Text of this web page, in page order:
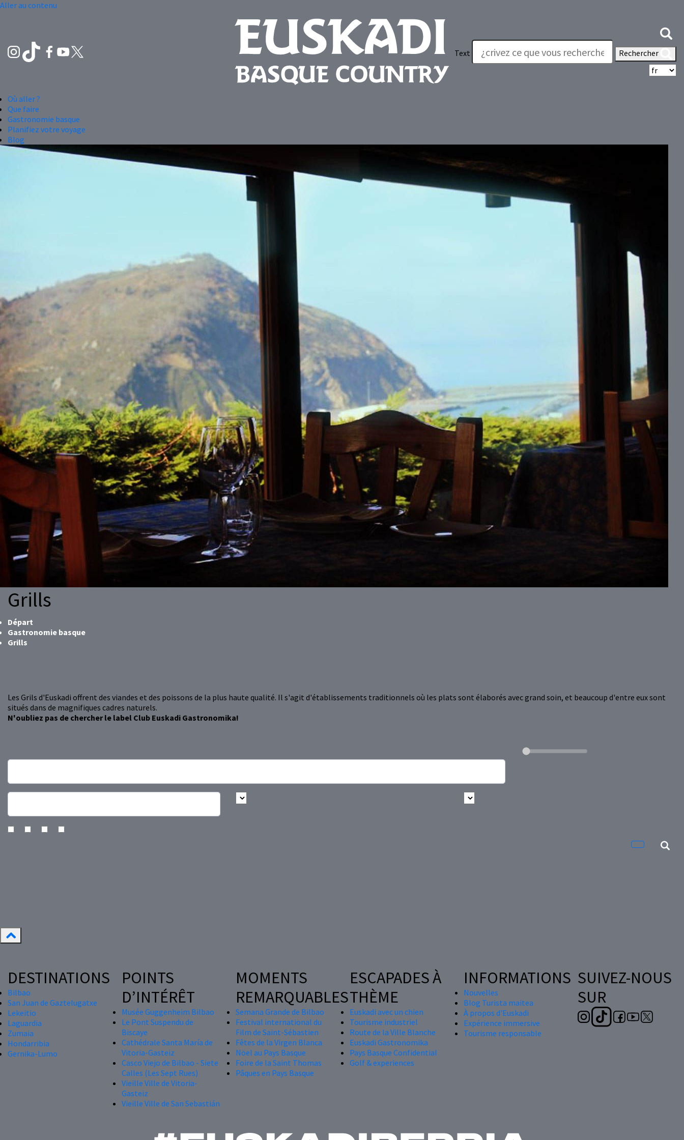
Aller au contenu
Text
Rechercher
Où aller ?
Que faire
Gastronomie basque
Planifiez votre voyage
Blog
Grills
Départ
Gastronomie basque
Grills
Les Grils d'Euskadi offrent des viandes et des poissons de la plus haute qualité. Il s'agit d'établissements traditionnels où les plats sont élaborés avec grand soin, et beaucoup d'entre eux sont
situés dans de magnifiques cadres naturels.
N'oubliez pas de chercher le label Club Euskadi Gastronomika!
DESTINATIONS
Bilbao
San Juan de Gaztelugatxe
Lekeitio
Laguardia
Zumaia
Hondarribia
Gernika-Lumo
POINTS
D’INTÉRÊT
Musée Guggenheim Bilbao
Le Pont Suspendu de
Biscaye
Cathédrale Santa María de
Vitoria-Gasteiz
Casco Viejo de Bilbao - Siete
Calles (Les Sept Rues)
Vieille Ville de Vitoria-
Gasteiz
Vieille Ville de San Sebastián
MOMENTS
REMARQUABLES
Semana Grande de Bilbao
Festival international du
Film de Saint-Sébastien
Fêtes de la Virgen Blanca
Nöel au Pays Basque
Foire de la Saint Thomas
Pâques en Pays Basque
ESCAPADES À
THÈME
Euskadi avec un chien
Tourisme industriel
Route de la Ville Blanche
Euskadi Gastronomika
Pays Basque Confidential
Golf & experiences
INFORMATIONS
Nouvelles
Blog Turista maitea
À propos d'Euskadi
Expérience immersive
Tourisme responsable
SUIVEZ-NOUS
SUR